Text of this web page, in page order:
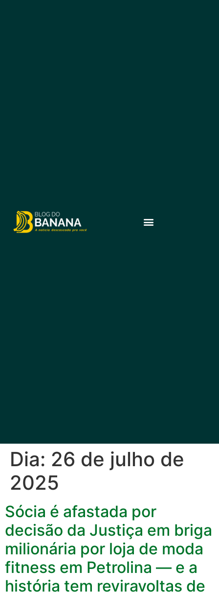
Dia: 26 de julho de
2025
Sócia é afastada por
decisão da Justiça em briga
milionária por loja de moda
fitness em Petrolina — e a
história tem reviravoltas de